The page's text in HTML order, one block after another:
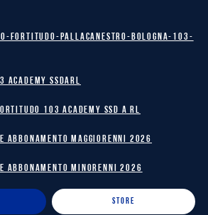
Fortitudo-Pallacanestro-Bologna-103-
ACADEMY SSDARL
103 Academy SSD A RL
ABBONAMENTO MAGGIORENNI 2026
ABBONAMENTO MINORENNI 2026
STORE